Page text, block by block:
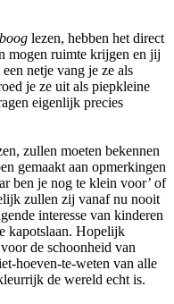
lezen, hebben het direct
mogen ruimte krijgen en jij
netje vang je ze als
je ze uit als piepkleine
eigenlijk precies
zullen moeten bekennen
gemaakt aan opmerkingen
ben je nog te klein voor’ of
zullen zij vanaf nu nooit
interesse van kinderen
kapotslaan. Hopelijk
de schoonheid van
hoeven-te-weten van alle
de wereld echt is.